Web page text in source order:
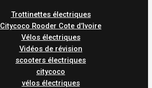
Trottinettes électriques
Citycoco Rooder Cote d’Ivoire
Vélos électriques
Vidéos de révision
scooters électriques
citycoco
vélos électriques